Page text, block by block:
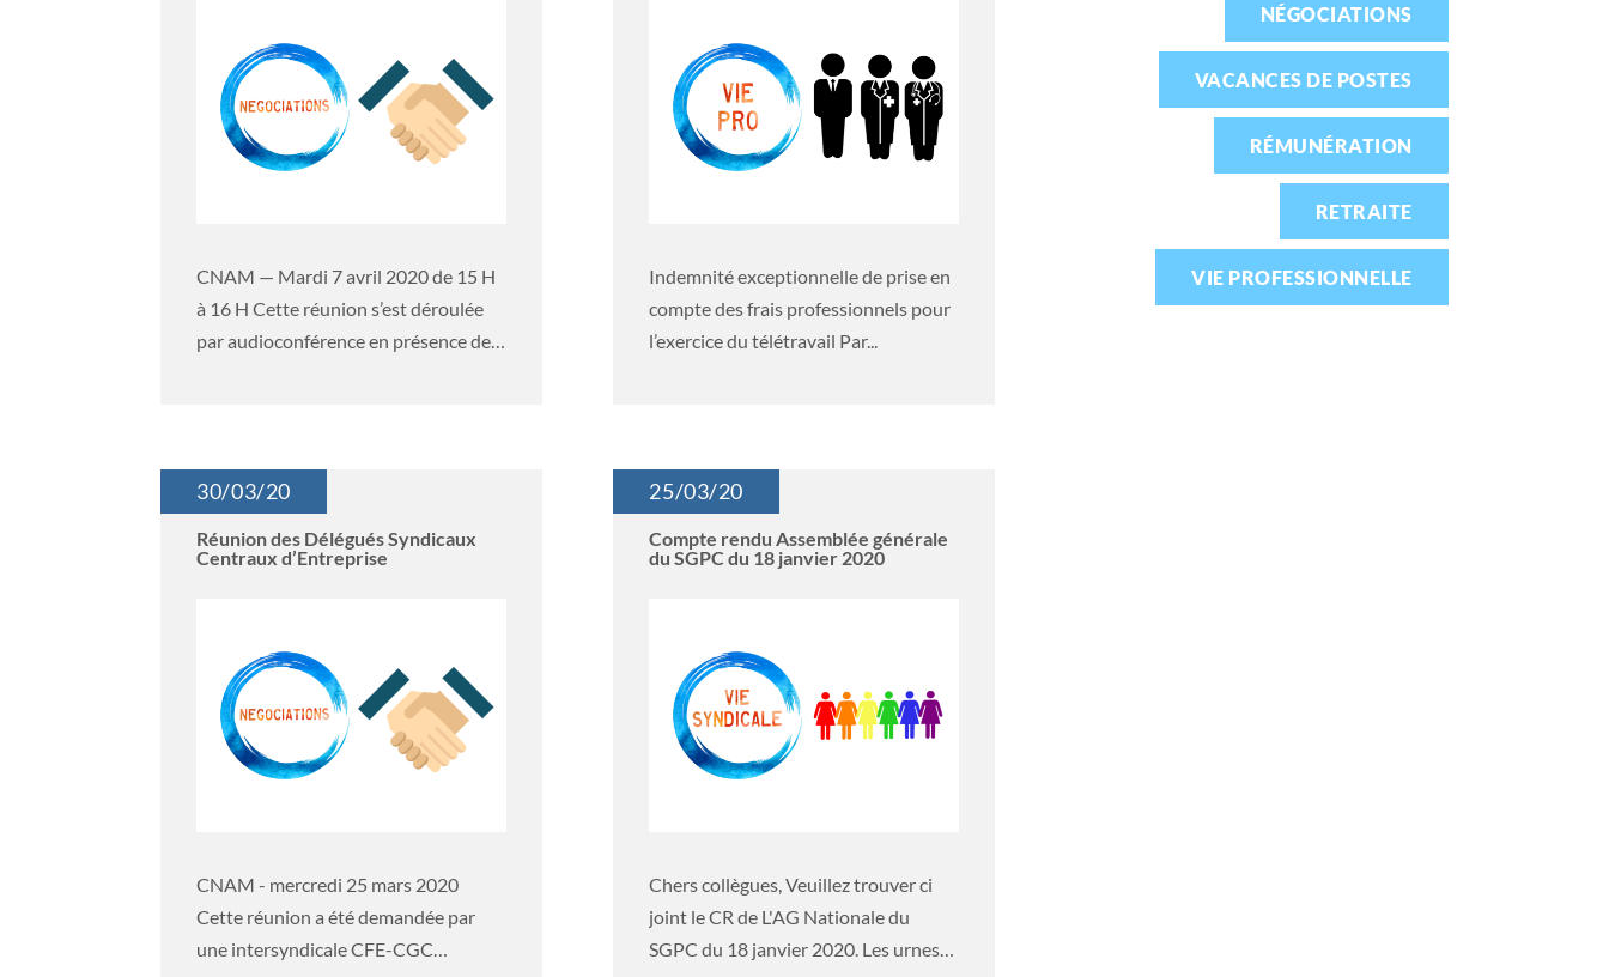
CNAM — Mardi 7 avril 2020 de 15 H
à 16 H Cette réunion s’est déroulée
par audioconférence en présence de
Réunion des Délégués Syndicaux
Centraux d’Entreprise
30/03/20
CNAM - mercredi 25 mars 2020
Cette réunion a été demandée par
une intersyndicale CFE-CGC
Indemnité exceptionnelle de prise en
compte des frais professionnels pour
l’exercice du télétravail Par...
Compte rendu Assemblée générale
du SGPC du 18 janvier 2020
25/03/20
Chers collègues, Veuillez trouver ci
joint le CR de L'AG Nationale du
SGPC du 18 janvier 2020. Les urnes
NÉGOCIATIONS
VACANCES DE POSTES
RÉMUNÉRATION
RETRAITE
VIE PROFESSIONNELLE